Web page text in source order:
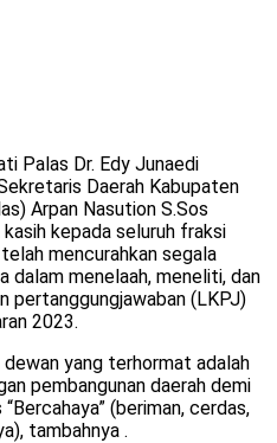
Palas Dr. Edy Junaedi
Daerah Kabupaten
Arpan Nasution S.Sos
kepada seluruh fraksi
mencurahkan segala
dalam menelaah, meneliti, dan
pertanggungjawaban (LKPJ)
2023.
yang terhormat adalah
pembangunan daerah demi
(beriman, cerdas,
tambahnya .